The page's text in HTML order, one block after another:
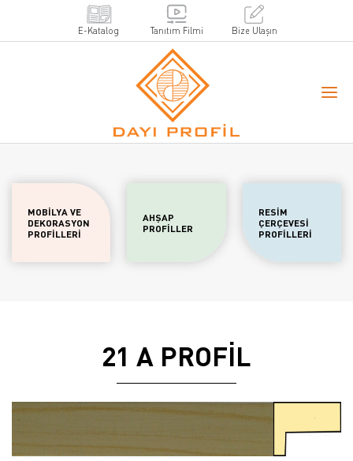
E-Katalog Tanıtım Filmi Bize Ulaşın
MOBİLYA VE
DEKORASYON
PROFİLLERİ
AHŞAP
PROFİLLER
RESİM
ÇERÇEVESİ
PROFİLLERİ
21 A PROFİL